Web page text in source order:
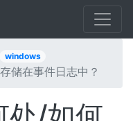
windows
储在事件日志中？